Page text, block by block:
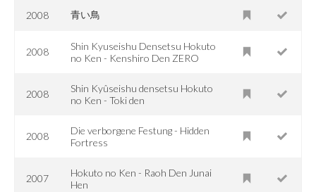
2008 青い鳥
2008
Shin Kyuseishu Densetsu Hokuto
no Ken - Kenshiro Den ZERO
2008
Shin Kyûseishu densetsu Hokuto
no Ken - Toki den
2008
Die verborgene Festung - Hidden
Fortress
2007
Hokuto no Ken - Raoh Den Junai
Hen